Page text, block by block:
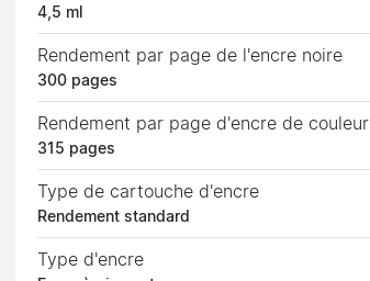
4,5 ml
Rendement par page de l'encre noire
300 pages
Rendement par page d'encre de couleur
315 pages
Type de cartouche d'encre
Rendement standard
Type d'encre